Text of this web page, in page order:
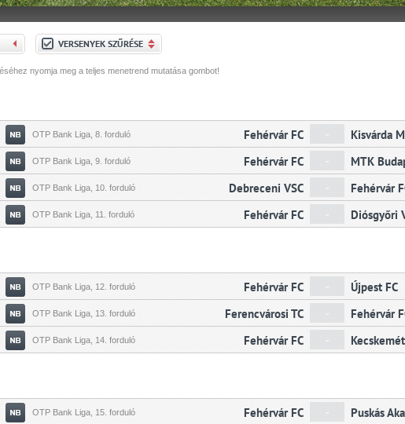
VERSENYEK SZŰRÉSE
nyomja meg a teljes menetrend mutatása gombot!
OTP Bank Liga, 8. forduló Fehérvár FC - Kisvárda
OTP Bank Liga, 9. forduló Fehérvár FC - MTK
OTP Bank Liga, 10. forduló Debreceni VSC - Fehérvár
OTP Bank Liga, 11. forduló Fehérvár FC - Diósgyőri
OTP Bank Liga, 12. forduló Fehérvár FC - Újpest FC
OTP Bank Liga, 13. forduló Ferencvárosi TC - Fehérvár
OTP Bank Liga, 14. forduló Fehérvár FC -
OTP Bank Liga, 15. forduló Fehérvár FC - Puskás